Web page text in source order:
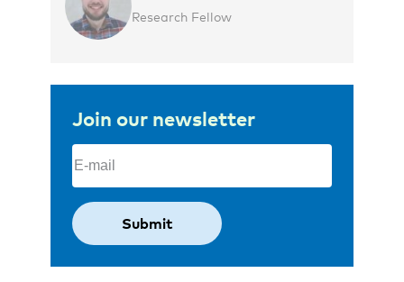
Research Fellow
Join our newsletter
Email